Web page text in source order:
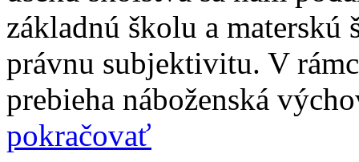
základnú školu a materskú
právnu subjektivitu. V
prebieha náboženská
pokračovať